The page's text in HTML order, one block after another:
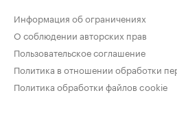
Информация об ограничениях
О соблюдении авторских прав
Пользовательское соглашение
Политика в отношении обработки
Политика обработки файлов cookie